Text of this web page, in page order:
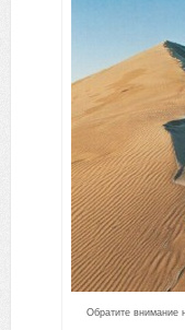
Обратите внимание